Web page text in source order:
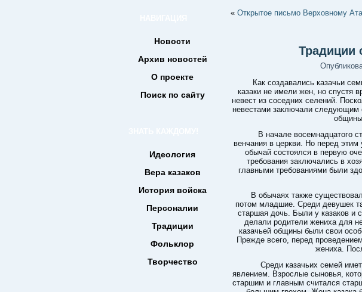
Новости
Архив новостей
О проекте
Поиск по сайту
Идеология
Вера казаков
История войска
Персоналии
Традиции
Фольклор
Творчество
« Открытое письмо Верховному
Традиции
Как создавались казачьи
казаки не имели жен, но спустя
невест из соседних селений.
невестами заключали следующим
В начале восемнадцатого
венчания в церкви. Но перед
обычай состоялся в первую
требования заключались в
главными требованиями были
В обычаях также
потом младшие. Среди девушек
старшая дочь. Были у казаков и
делали родители жениха для
казачьей общины были свои
Прежде всего, перед
жениха.
Среди казачьих семей
явлением. Взрослые сыновья,
старшим и главным считался